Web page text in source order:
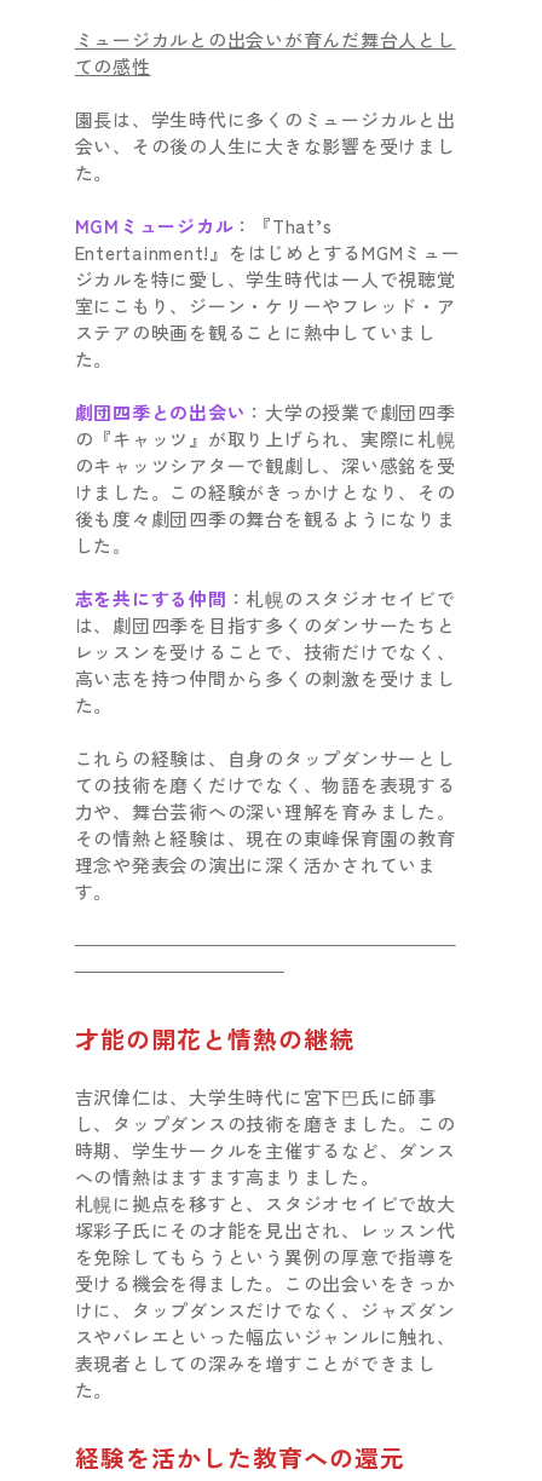
ミュージカルとの出会いが育んだ舞台人とし
ての感性
園長は、学生時代に多くのミュージカルと出
会い、その後の人生に大きな影響を受けまし
た。
MGMミュージカル ：『That’s
Entertainment!』をはじめとするMGMミュー
ジカルを特に愛し、学生時代は一人で視聴覚
室にこもり、ジーン・ケリーやフレッド・ア
ステアの映画を観ることに熱中していまし
た。
劇団四季との出会い ：大学の授業で劇団四季
の『キャッツ』が取り上げられ、実際に札幌
のキャッツシアターで観劇し、深い感銘を受
けました。この経験がきっかけとなり、その
後も度々劇団四季の舞台を観るようになりま
した。
志を共にする仲間 ：札幌のスタジオセイビで
は、劇団四季を目指す多くのダンサーたちと
レッスンを受けることで、技術だけでなく、
高い志を持つ仲間から多くの刺激を受けまし
た。
これらの経験は、自身のタップダンサーとし
ての技術を磨くだけでなく、物語を表現する
力や、舞台芸術への深い理解を育みました。
その情熱と経験は、現在の東峰保育園の教育
理念や発表会の演出に深く活かされていま
す。
才能の開花と情熱の継続
吉沢偉仁は、大学生時代に宮下巴氏に師事
し、タップダンスの技術を磨きました。この
時期、学生サークルを主催するなど、ダンス
への情熱はますます高まりました。
札幌に拠点を移すと、スタジオセイビで故大
塚彩子氏にその才能を見出され、レッスン代
を免除してもらうという異例の厚意で指導を
受ける機会を得ました。この出会いをきっか
けに、タップダンスだけでなく、ジャズダン
スやバレエといった幅広いジャンルに触れ、
表現者としての深みを増すことができまし
た。
経験を活かした教育への還元